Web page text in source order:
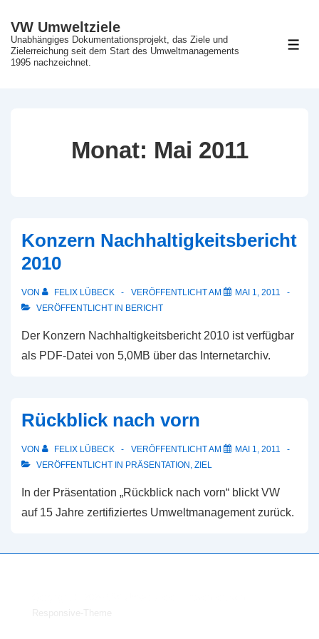
Zum
Inhalt
VW Umweltziele
Unabhängiges Dokumentationsprojekt, das Ziele und
Zielerreichung seit dem Start des Umweltmanagements
1995 nachzeichnet.
Monat: Mai 2011
Konzern Nachhaltigkeitsbericht
2010
VON FELIX LÜBECK VERÖFFENTLICHT AM
MAI 1, 2011
VERÖFFENTLICHT IN BERICHT
Der Konzern Nachhaltigkeitsbericht 2010 ist verfügbar
als PDF-Datei von 5,0MB über das Internetarchiv.
Rückblick nach vorn
VON FELIX LÜBECK VERÖFFENTLICHT AM
MAI 1, 2011
VERÖFFENTLICHT IN PRÄSENTATION , ZIEL
In der Präsentation „Rückblick nach vorn“ blickt VW
auf 15 Jahre zertifiziertes Umweltmanagement zurück.